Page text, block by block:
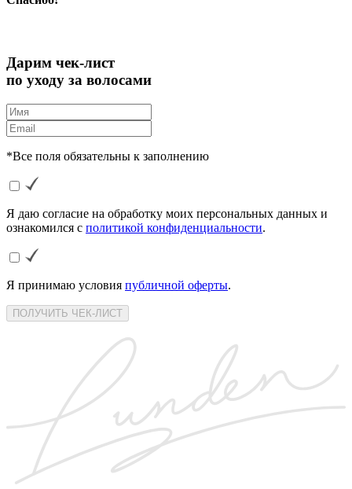
Дарим чек-лист
по уходу за волосами
*Все поля обязательны к заполнению
Я даю согласие на обработку моих персональных данных и
ознакомился с политикой конфиденциальности.
Я принимаю условия публичной оферты.
ПОЛУЧИТЬ ЧЕК-ЛИСТ